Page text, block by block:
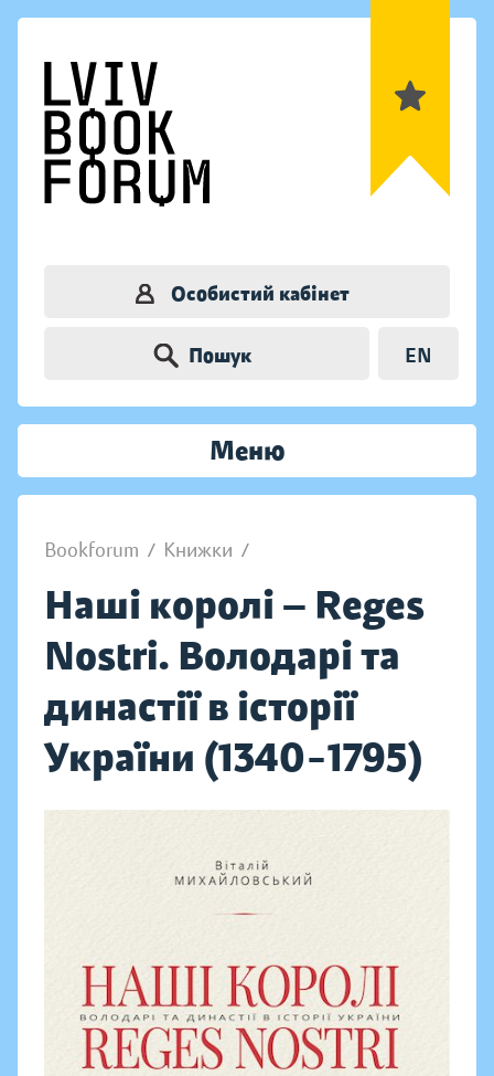
Особистий кабінет
Пошук EN
Меню
Bookforum / Книжки /
Наші королі — Reges
Nostri. Володарі та
династії в історії
України (1340–1795)